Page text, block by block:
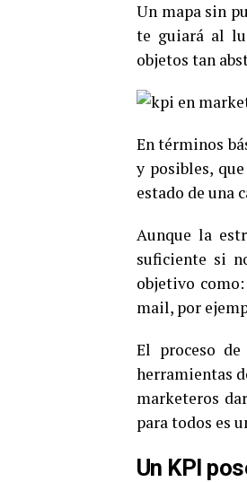
Un mapa sin
te guiará al
objetos tan
En términos
y posibles,
estado de una
Aunque la
suficiente si
objetivo
mail, por
El proceso
herramientas
marketeros
para todos es
Un KPI